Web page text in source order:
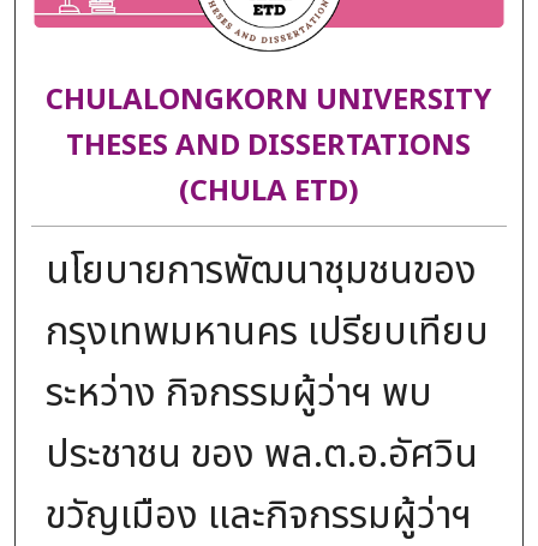
CHULALONGKORN UNIVERSITY
THESES AND DISSERTATIONS
(CHULA ETD)
นโยบายการพัฒนาชุมชนของ
กรุงเทพมหานคร เปรียบเทียบ
ระหว่าง กิจกรรมผู้ว่าฯ พบ
ประชาชน ของ พล.ต.อ.อัศวิน
ขวัญเมือง และกิจกรรมผู้ว่าฯ